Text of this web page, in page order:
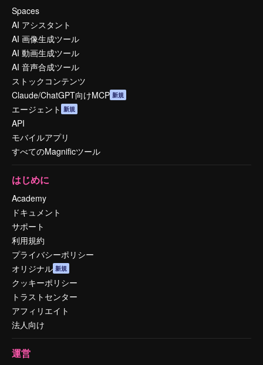
Spaces
AI アシスタント
AI 画像生成ツール
AI 動画生成ツール
AI 音声合成ツール
ストックコンテンツ
Claude/ChatGPT向けMCP 新規
エージェント 新規
API
モバイルアプリ
すべてのMagnificツール
はじめに
Academy
ドキュメント
サポート
利用規約
プライバシーポリシー
オリジナル 新規
クッキーポリシー
トラストセンター
アフィリエイト
法人向け
運営